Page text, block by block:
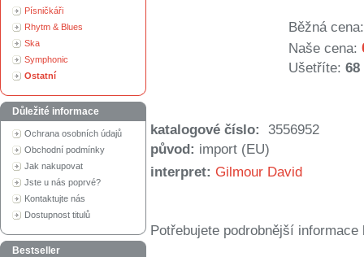
Písničkáři
Rhytm & Blues
Ska
Symphonic
Ostatní
Důležité informace
Ochrana osobních údajů
Obchodní podmínky
Jak nakupovat
Jste u nás poprvé?
Kontaktujte nás
Dostupnost titulů
Bestseller
Běžná cena:
Naše cena:
Ušetříte: 68
katalogové číslo:
3556952
původ: import (EU)
interpret: Gilmour David
Potřebujete podrobnější